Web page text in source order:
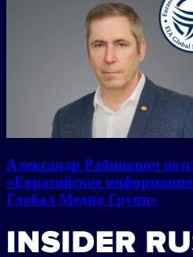
Александр Рабинович
«Евразийское
Глобал Медиа Групп»